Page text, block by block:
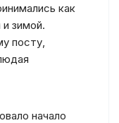
как
зимой.
посту,
начало